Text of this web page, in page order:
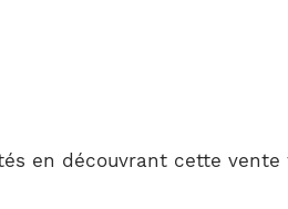
en découvrant cette